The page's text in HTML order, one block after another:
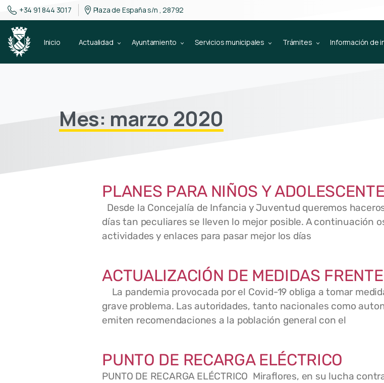
+34 91 844 3017 Plaza de España s/n , 28792
Inicio Actualidad Ayuntamiento Servicios municipales Trámites Información de
Mes: marzo 2020
PLANES PARA NIÑOS Y
Desde la Concejalía de Infancia y Juventud queremos
días tan peculiares se lleven lo mejor posible. A continuación
actividades y enlaces para pasar mejor los días
ACTUALIZACIÓN DE MEDIDAS
La pandemia provocada por el Covid-19 obliga a tomar
grave problema. Las autoridades, tanto nacionales como
emiten recomendaciones a la población general con el
PUNTO DE RECARGA ELÉCTRICO
PUNTO DE RECARGA ELÉCTRICO Miraflores, en su lucha